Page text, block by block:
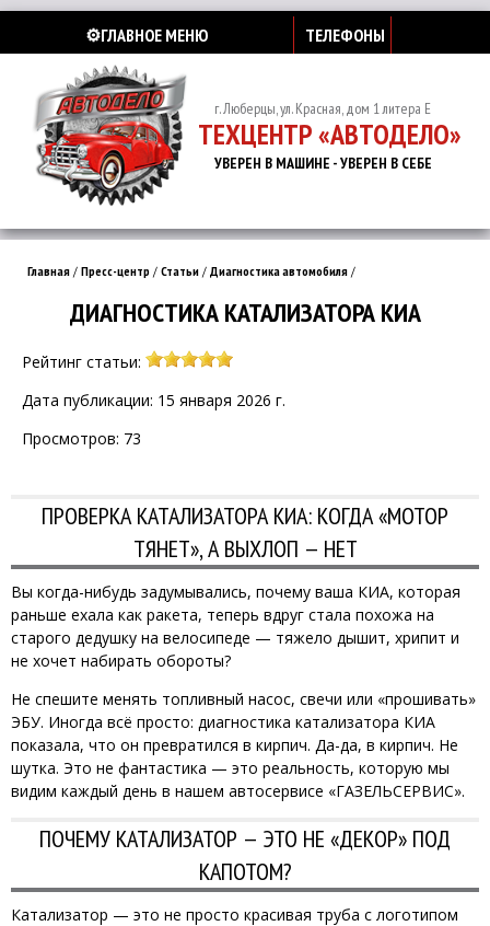
⚙️ГЛАВНОЕ МЕНЮ ТЕЛЕФОНЫ
г. Люберцы, ул. Красная, дом 1 литера Е
ТЕХЦЕНТР «АВТОДЕЛО»
УВЕРЕН В МАШИНЕ - УВЕРЕН В СЕБЕ
Главная / Пресс-центр / Статьи / Диагностика автомобиля /
ДИАГНОСТИКА КАТАЛИЗАТОРА КИА
Рейтинг статьи:
Дата публикации: 15 января 2026 г.
Просмотров: 73
ПРОВЕРКА КАТАЛИЗАТОРА КИА: КОГДА «МОТОР
ТЯНЕТ», А ВЫХЛОП — НЕТ
Вы когда-нибудь задумывались, почему ваша КИА, которая
раньше ехала как ракета, теперь вдруг стала похожа на
старого дедушку на велосипеде — тяжело дышит, хрипит и
не хочет набирать обороты?
Не спешите менять топливный насос, свечи или «прошивать»
ЭБУ. Иногда всё просто: диагностика катализатора КИА
показала, что он превратился в кирпич. Да-да, в кирпич. Не
шутка. Это не фантастика — это реальность, которую мы
видим каждый день в нашем автосервисе «ГАЗЕЛЬСЕРВИС».
ПОЧЕМУ КАТАЛИЗАТОР — ЭТО НЕ «ДЕКОР» ПОД
КАПОТОМ?
Катализатор — это не просто красивая труба с логотипом